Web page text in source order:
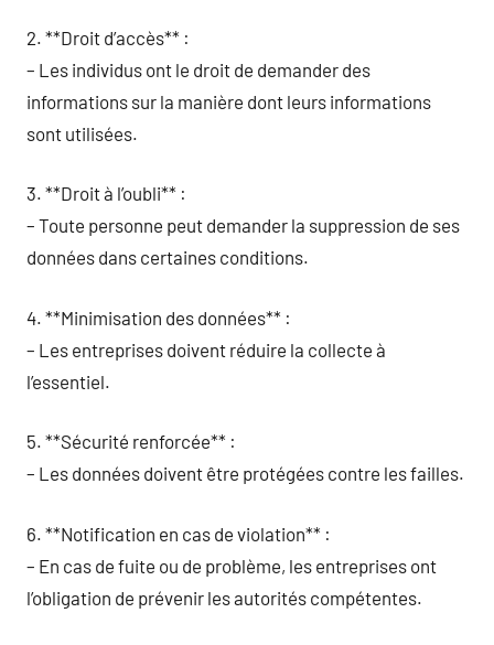
2. **Droit d’accès** :
– Les individus ont le droit de demander des
informations sur la manière dont leurs informations
sont utilisées.
3. **Droit à l’oubli** :
– Toute personne peut demander la suppression de ses
données dans certaines conditions.
4. **Minimisation des données** :
– Les entreprises doivent réduire la collecte à
l’essentiel.
5. **Sécurité renforcée** :
– Les données doivent être protégées contre les failles.
6. **Notification en cas de violation** :
– En cas de fuite ou de problème, les entreprises ont
l’obligation de prévenir les autorités compétentes.